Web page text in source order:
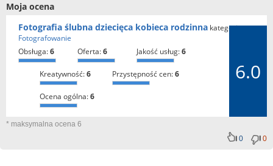
Moja ocena
Fotografia ślubna dziecięca kobieca rodzinna kategoria:
Fotografowanie
obsługa:6 oferta:6 jakość usług:6
kreatywność:6 przystępność cen:6
ocena ogólna:6
6.0
* maksymalna ocena 6
0
0